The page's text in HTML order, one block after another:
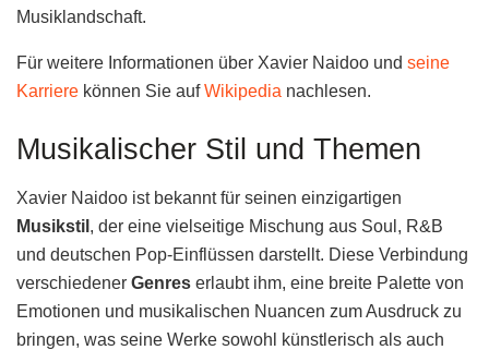
Musiklandschaft.
Für weitere Informationen über Xavier Naidoo und seine
Karriere können Sie aufWikipedia nachlesen.
Musikalischer Stil und Themen
Xavier Naidoo ist bekannt für seinen einzigartigen
Musikstil , der eine vielseitige Mischung aus Soul, R&B
und deutschen Pop-Einflüssen darstellt. Diese Verbindung
verschiedener Genres erlaubt ihm, eine breite Palette von
Emotionen und musikalischen Nuancen zum Ausdruck zu
bringen, was seine Werke sowohl künstlerisch als auch